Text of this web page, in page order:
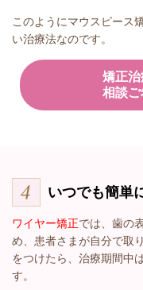
このようにマウスピース
い治療法なのです。
矯正
相談
いつでも簡単
ワイヤー矯正では、歯の
め、患者さまが自分で取
をつけたら、治療期間中
す。